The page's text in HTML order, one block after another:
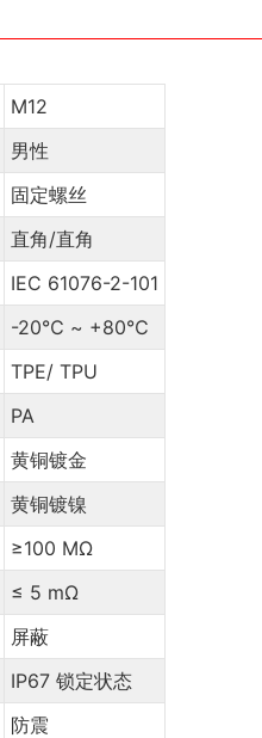
M12
男性
固定螺丝
直角/直角
IEC 61076-2-101
-20℃ ~ +80℃
TPE/ TPU
PA
黄铜镀金
黄铜镀镍
≥100 MΩ
≤ 5 mΩ
屏蔽
IP67 锁定状态
防震